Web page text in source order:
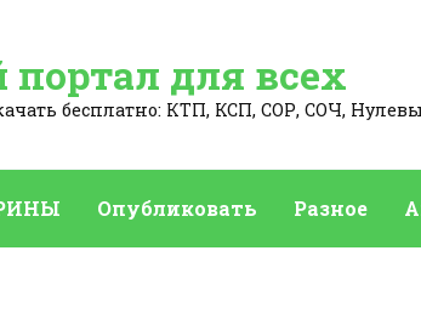
для всех
бесплатно: КТП, КСП, СОР, СОЧ,
Опубликовать Разное